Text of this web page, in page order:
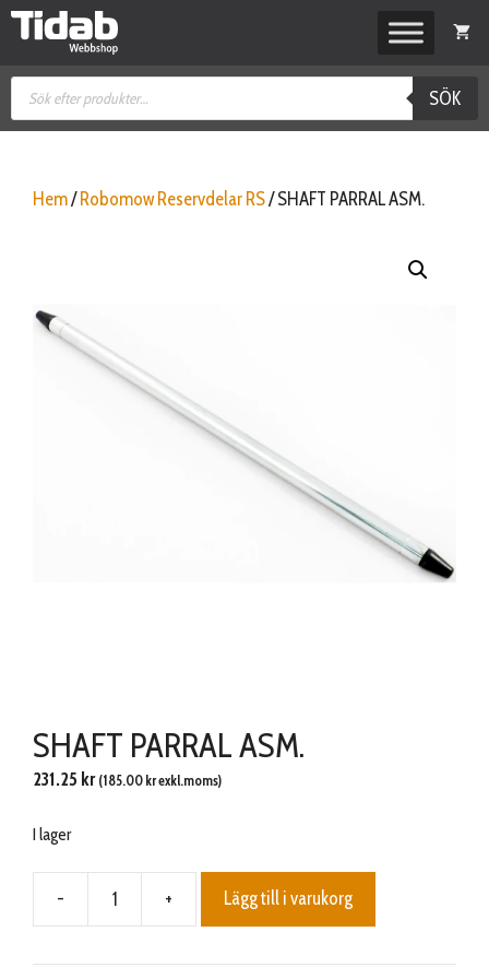
Hoppa
Produktsökning
SÖK
Hem/ Robomow Reservdelar RS/ SHAFT PARRAL ASM.
SHAFT PARRAL ASM.
231.25 kr (185.00 krexkl.moms)
I lager
-
SHAFT
ASM.
+ Lägg till i varukorg